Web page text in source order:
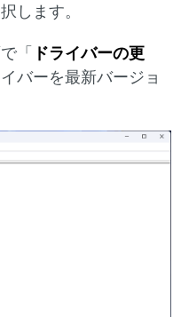
します。
「 ドライバーの更
バーを最新バージョ